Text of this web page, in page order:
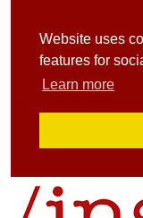
Website uses
features for
Learn more